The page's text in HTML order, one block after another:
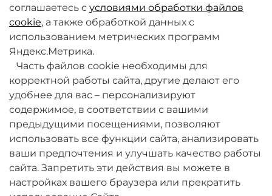
О компании
Товары и услуги
+7 (495) 789-38-95
09:00 - 18:00 (будни, по МСК)
соглашаетесь с условиями обработки файлов
cookie, а также обработкой данных с
использованием метрических программ
Яндекс.Метрика.
Часть файлов cookie необходимы для
корректной работы сайта, другие делают его
удобнее для вас – персонализируют
содержимое, в соответствии с вашими
предыдущими посещениями, позволяют
использовать все функции сайта, анализировать
ваши предпочтения и улучшать качество работы
сайта. Запретить эти действия вы можете в
настройках вашего браузера или прекратить